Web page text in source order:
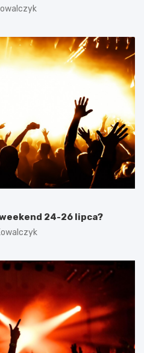
weekend 24-26 lipca?